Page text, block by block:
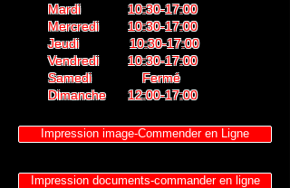
Mardi 10:30-17:00
Mercredi 10:30-17:00
Jeudi 10:30-17:00
Vendredi 10:30-17:00
Samedi Fermé
Dimanche 12:00-17:00
Impression image-Commender en Ligne
Impression documents-commander en ligne